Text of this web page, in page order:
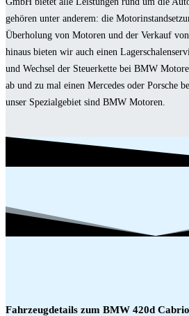
gehören unter anderem: die
Überholung von Motoren und der Verkauf
hinaus bieten wir auch einen
und Wechsel der Steuerkette bei BMW
ab und zu mal einen Mercedes oder Porsche
unser Spezialgebiet sind BMW Motoren.
Fahrzeugdetails zum BMW 420d